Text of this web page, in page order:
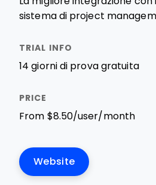
sistema di project
14 giorni di prova gratuita
From $8.50/user/month
Website